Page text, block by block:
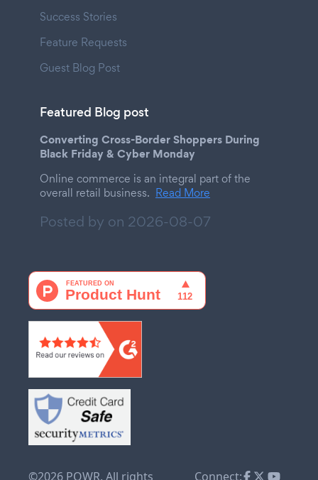
Success Stories
Feature Requests
Guest Blog Post
Featured Blog post
Converting Cross-Border Shoppers During
Black Friday & Cyber Monday
Online commerce is an integral part of the
overall retail business. Read More
Posted by on 2026-08-07
©2026 POWR. All rights Connect: